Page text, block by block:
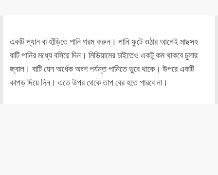
একটি প্যান বা হাঁড়িতে পানি গরম করুন। পানি ফুটে ওঠার আগেই মাছসহ
বাটি পানির মধ্যে বসিয়ে দিন। মিডিয়ামের চাইতেও একটু কম থাকবে চুলার
জ্বাল। বাটি যেন অর্ধেক অংশ পর্যন্ত পানিতে ডুবে থাকে। উপরে একটি
কাপড় দিয়ে দিন। এতে উপর থেকে তাপ বের হতে পারবে না।